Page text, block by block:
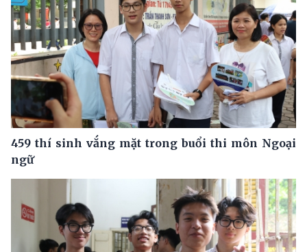
459 thí sinh vắng mặt trong buổi thi môn Ngoại
ngữ